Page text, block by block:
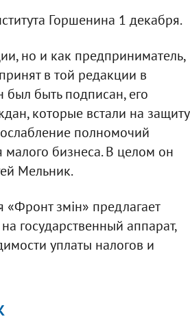
Горшенина 1 декабря.
но и как предприниматель,
в той редакции в
быть подписан, его
которые встали на защиту
полномочий
малого бизнеса. В целом он
Мельник.
змiн» предлагает
государственный аппарат,
уплаты налогов и